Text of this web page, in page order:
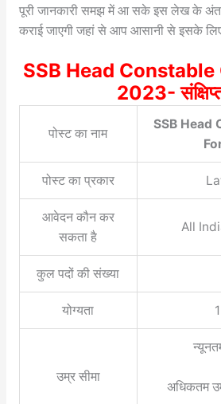
पूरी जानकारी समझ में आ सके इस लेख के अंत
कराई जाएगी जहां से आप आसानी से इसके
SSB Head
2023-
पोस्ट का नाम
SSB Head
पोस्ट का प्रकार
आवेदन कौन कर
सकता है
All
कुल पदों की संख्या
योग्यता
उम्र सीमा
अधिकतम